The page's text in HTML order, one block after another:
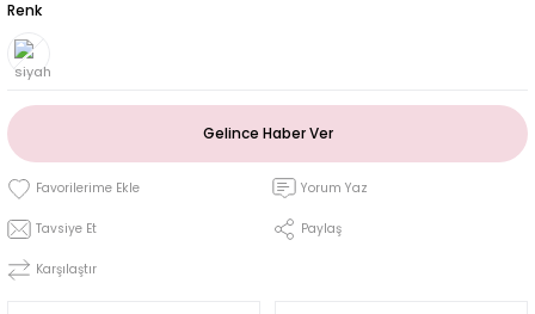
Renk
Gelince Haber Ver
Yorum Yaz
Tavsiye Et Paylaş
Karşılaştır